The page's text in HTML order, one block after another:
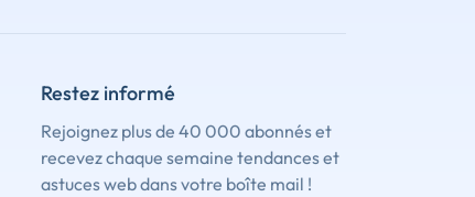
Restez informé
Rejoignez plus de 40 000 abonnés et
recevez chaque semaine tendances et
astuces web dans votre boîte mail !